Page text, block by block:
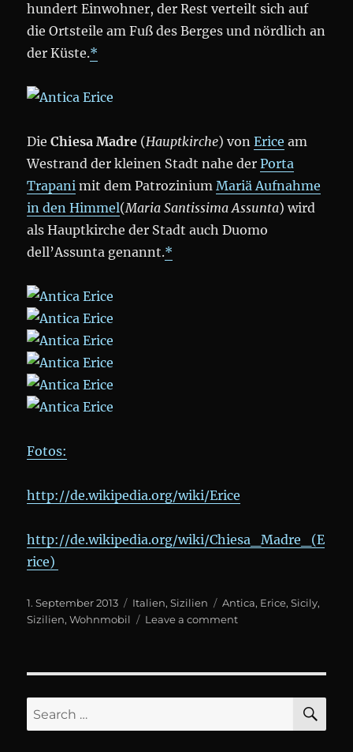
hundert Einwohner, der Rest verteilt sich auf
die Ortsteile am Fuß des Berges und nördlich an
der Küste.*
DieChiesa Madre (Hauptkirche) vonErice am
Westrand der kleinen Stadt nahe derPorta
Trapani mit dem PatroziniumMariä Aufnahme
in den Himmel(Maria Santissima Assunta) wird
als Hauptkirche der Stadt auch Duomo
dell’Assunta genannt.*
Fotos:
http://de.wikipedia.org/wiki/Erice
http://de.wikipedia.org/wiki/Chiesa_Madre_(E
rice)
Posted
on
1. September 2013 Categories
Italien,Sizilien Tags
Antica, Erice,Sicily,
Sizilien,Wohnmobil Leave a commenton
Search
for: